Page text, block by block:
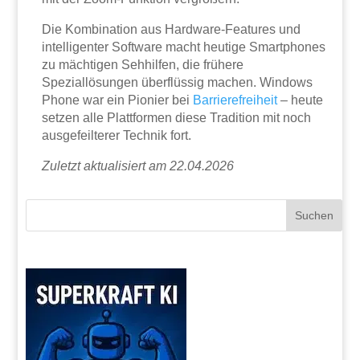
Die Kombination aus Hardware-Features und
intelligenter Software macht heutige Smartphones
zu mächtigen Sehhilfen, die frühere
Speziallösungen überflüssig machen. Windows
Phone war ein Pionier bei Barrierefreiheit– heute
setzen alle Plattformen diese Tradition mit noch
ausgefeilterer Technik fort.
Zuletzt aktualisiert am 22.04.2026